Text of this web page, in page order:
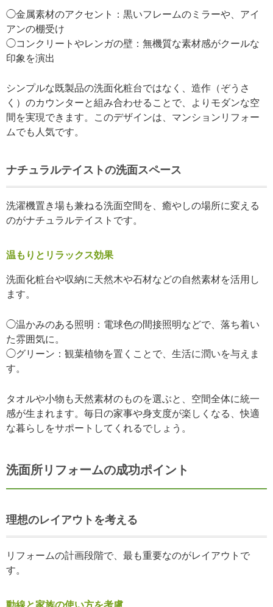
◯金属素材のアクセント：黒いフレームのミラーや、アイ
アンの棚受け
◯コンクリートやレンガの壁：無機質な素材感がクールな
印象を演出
シンプルな既製品の洗面化粧台ではなく、造作（ぞうさ
く）のカウンターと組み合わせることで、よりモダンな空
間を実現できます。このデザインは、マンションリフォー
ムでも人気です。
ナチュラルテイストの洗面スペース
洗濯機置き場も兼ねる洗面空間を、癒やしの場所に変える
のがナチュラルテイストです。
温もりとリラックス効果
洗面化粧台や収納に天然木や石材などの自然素材を活用し
ます。
◯温かみのある照明：電球色の間接照明などで、落ち着い
た雰囲気に。
◯グリーン：観葉植物を置くことで、生活に潤いを与えま
す。
タオルや小物も天然素材のものを選ぶと、空間全体に統一
感が生まれます。毎日の家事や身支度が楽しくなる、快適
な暮らしをサポートしてくれるでしょう。
洗面所リフォームの成功ポイント
理想のレイアウトを考える
リフォームの計画段階で、最も重要なのがレイアウトで
す。
動線と家族の使い方を考慮